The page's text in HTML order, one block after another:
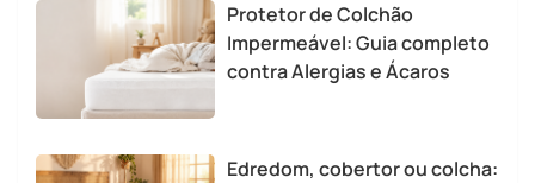
Protetor de Colchão
Impermeável: Guia completo
contra Alergias e Ácaros
Edredom, cobertor ou colcha: